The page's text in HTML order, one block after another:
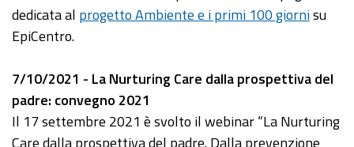
dedicata al progetto Ambiente e i primi 100 giornisu
EpiCentro.
7/10/2021 - La Nurturing Care dalla prospettiva del
padre: convegno 2021
Il 17 settembre 2021 è svolto il webinar “La Nurturing